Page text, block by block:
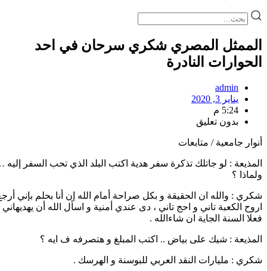
الممثل المصري شكري سرحان في احد
الحوارات النادرة
admin
يناير 3, 2020
5:24 م
بدون تعليق
أنوار جامعية / متابعات
المذيعة : لو جاتلك تذكرة سفر هدية اكتب البلد الذي تحب السفر إليه
ولماذا ؟
شكري : والله ان الحقيقة و بكل صراحة أمام الله إن أنا بحلم بإني
اروح الكعبة تاني و احج تاني ، دى عندي أمنية و اسأل الله أن يهديهاني
فعلا السنة الجاية ان شاءالله .
المذيعة : شيك على بياض .. اكتب المبلغ و هتصرفه ف ايه ؟
شكري : مليارات النقد العربي للبوسنة و الهرسك .